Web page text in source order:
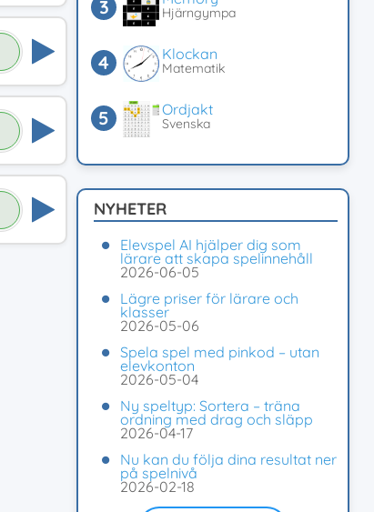
Hjärngympa
Klockan
Matematik
Ordjakt
Svenska
NYHETER
Elevspel AI hjälper dig som
lärare att skapa spelinnehåll
2026-06-05
Lägre priser för lärare och
klasser
2026-05-06
Spela spel med pinkod – utan
elevkonton
2026-05-04
Ny speltyp: Sortera – träna
ordning med drag och släpp
2026-04-17
Nu kan du följa dina resultat ner
på spelnivå
2026-02-18